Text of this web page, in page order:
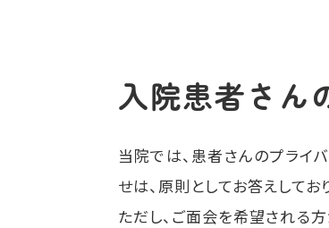
入院患者さん
当院では、患者さんのプラ
せは、原則としてお答えしてお
ただし、ご面会を希望される